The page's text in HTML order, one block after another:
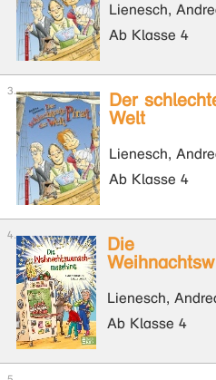
Lienesch,
Ab Klasse 4
Der
Welt
Lienesch,
Ab Klasse 4
Die
Lienesch,
Ab Klasse 4